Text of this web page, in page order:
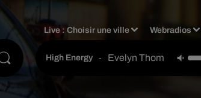
Live :Choisir une ville Webradios
High Energy - Evelyn Thomas